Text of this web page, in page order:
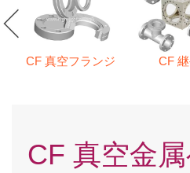
CF 真空フランジ CF
CF 真空金